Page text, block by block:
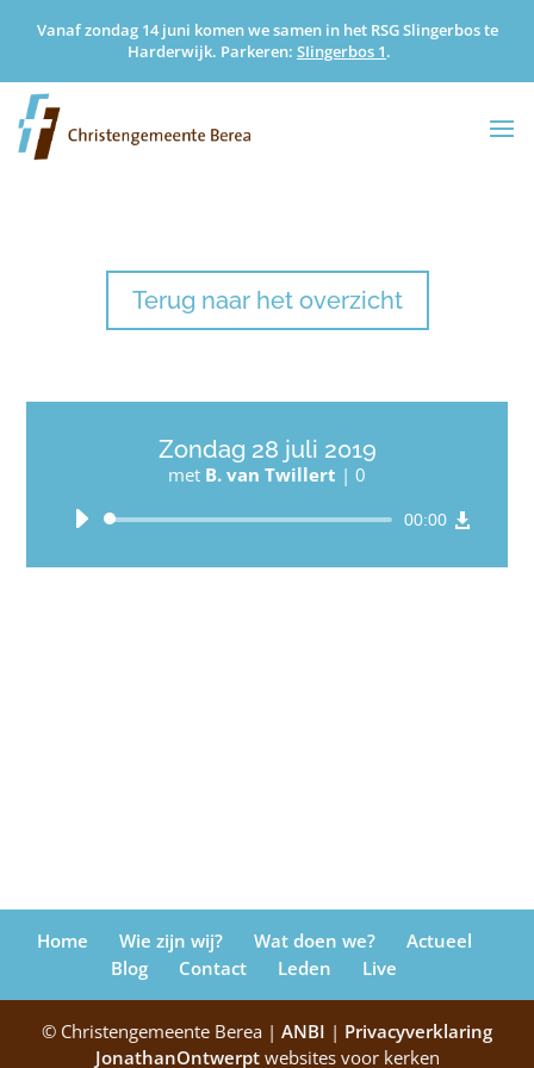
Vanaf zondag 14 juni komen we samen in het RSG Slingerbos te
Harderwijk. Parkeren: SIingerbos 1.
Terug naar het overzicht
Zondag 28 juli 2019
met B. van Twillert | 0
Audiospeler
00:00 
Home Wie zijn wij? Wat doen we?
Actueel
Blog
Contact Leden Live
© Christengemeente Berea | ANBI | Privacyverklaring
JonathanOntwerpt websites voor kerken